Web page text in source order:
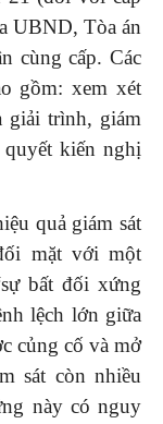
UBND, Tòa án
cùng cấp. Các
gồm: xem xét
giải trình, giám
kiến nghị
quả giám sát
mặt với một
bất đối xứng
lệch lớn giữa
củng cố và mở
sát còn nhiều
này có nguy